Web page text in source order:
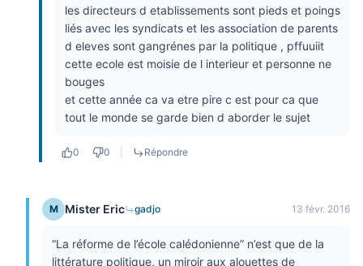
les directeurs d etablissements sont pieds et poings
liés avec les syndicats et les association de parents
d eleves sont gangrénes par la politique , pffuuiit
cette ecole est moisie de l interieur et personne ne
bouges
et cette année ca va etre pire c est pour ca que
tout le monde se garde bien d aborder le sujet
0 0 Répondre
M Mister Eric gadjo 13 févr. 2016
“La réforme de l’école calédonienne” n’est que de la
littérature politique, un miroir aux alouettes de